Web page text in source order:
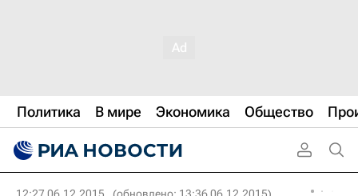
Политика В мире Экономика Общество